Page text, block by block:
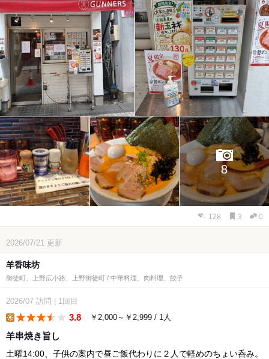
8
128 3 0
2026/07/21 更新
羊香味坊
御徒町、上野広小路、上野御徒町 / 中華料理、肉料理、餃子
2026/07 訪問 | 1回目
3.8 ￥2,000～￥2,999 / 1人
羊串焼き旨し
土曜14:00、子供の案内で昼ご飯代わりに２人で軽めのちょい呑み。